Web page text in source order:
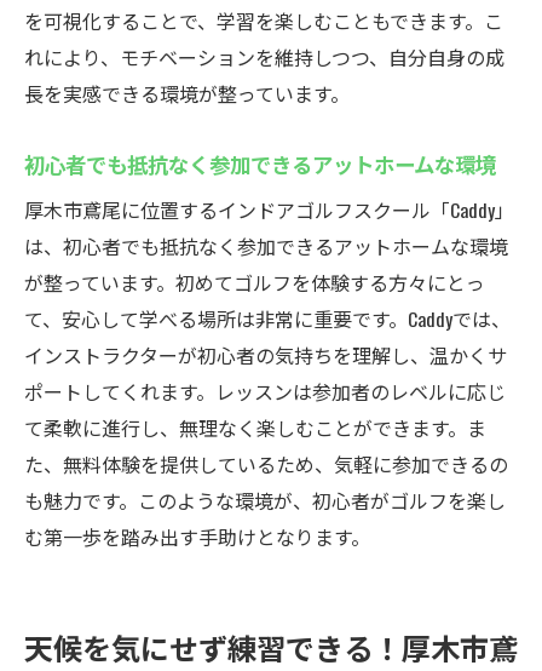
を可視化することで、学習を楽しむこともできます。こ
れにより、モチベーションを維持しつつ、自分自身の成
長を実感できる環境が整っています。
初心者でも抵抗なく参加できるアットホームな環境
厚木市鳶尾に位置するインドアゴルフスクール「Caddy」
は、初心者でも抵抗なく参加できるアットホームな環境
が整っています。初めてゴルフを体験する方々にとっ
て、安心して学べる場所は非常に重要です。Caddyでは、
インストラクターが初心者の気持ちを理解し、温かくサ
ポートしてくれます。レッスンは参加者のレベルに応じ
て柔軟に進行し、無理なく楽しむことができます。ま
た、無料体験を提供しているため、気軽に参加できるの
も魅力です。このような環境が、初心者がゴルフを楽し
む第一歩を踏み出す手助けとなります。
天候を気にせず練習できる！厚木市鳶